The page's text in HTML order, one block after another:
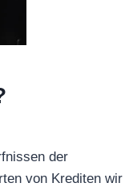
der
von Krediten wir